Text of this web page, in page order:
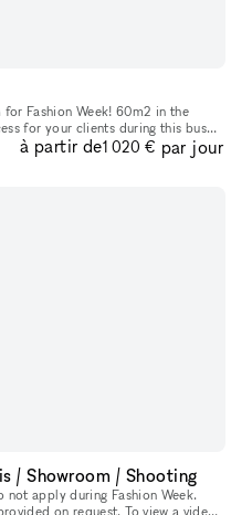
Week! 60m2 in the
for your clients during this busy
room An elegant and m
à partir de1 020 € par jour
/ Showroom / Shooting
not apply during Fashion Week.
on request. To view a video